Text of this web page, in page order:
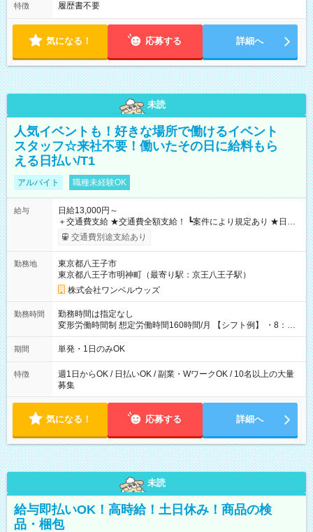
特徴 履歴書不要
気になる！ 応募する 詳細へ
未読
人気イベントも！好きな場所で働けるイベント
スタッフ☆来社不要！働いたその日に給料もら
える日払い/T1
アルバイト 職種未経験OK
給与
日給13,000円～
＋交通費支給 ★交通費全額支給！ ┗案件により規定あり ★日払
いOK！（規定あり） ┗働いたその日に現金GET♪ お仕事後はコ
ンビニATMから 日払い分を引き落とせます！ 【試用期間】試
交通費別途支給あり
勤務地
東京都八王子市
東京都八王子市明神町（最寄り駅：京王八王子駅）
株式会社ワンベルウッズ
勤務時間
勤務時間は指定なし
変形労働時間制 想定労働時間160時間/月 【シフト例】 ・8：00
～21：00
期間 単発・1日のみOK
特徴
週1日からOK / 日払いOK / 副業・WワークOK / 10名以上の大量
募集
気になる！ 応募する 詳細へ
未読
給与即払いOK！高時給！土日休み！商品の検
品・梱包